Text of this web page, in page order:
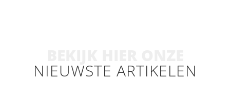
NIEUWSTE ARTIKELEN